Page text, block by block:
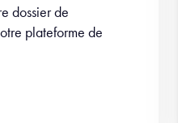
dossier de
plateforme de